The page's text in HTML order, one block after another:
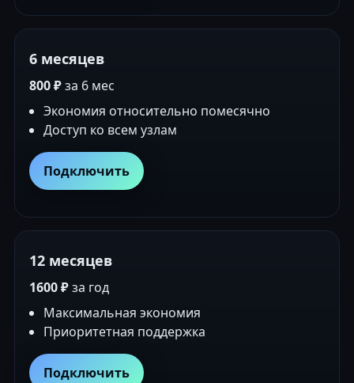
6 месяцев
800 ₽за 6 мес
Экономия относительно помесячно
Доступ ко всем узлам
Подключить
12 месяцев
1600 ₽за год
Максимальная экономия
Приоритетная поддержка
Подключить